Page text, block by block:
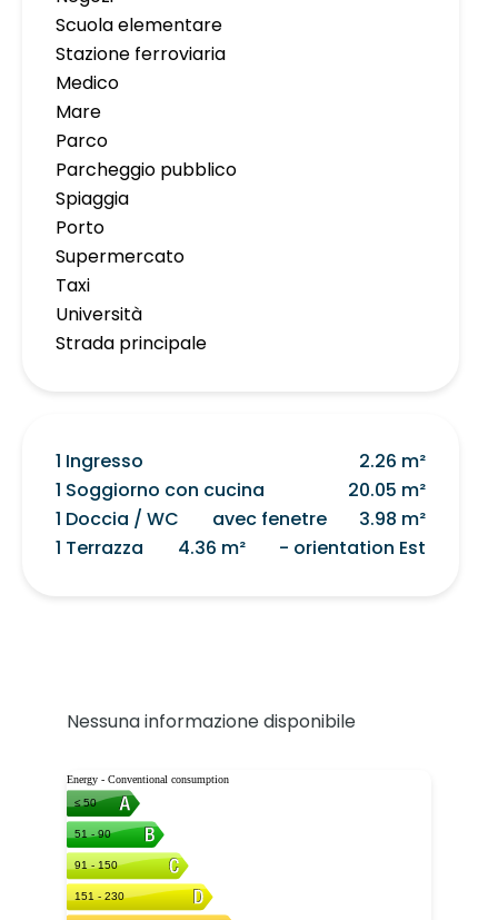
Scuola elementare
Stazione ferroviaria
Medico
Mare
Parco
Parcheggio pubblico
Spiaggia
Porto
Supermercato
Taxi
Università
Strada principale
1 Ingresso
2.26 m²
1 Soggiorno con cucina
20.05 m²
1 Doccia / WC
avec fenetre
3.98 m²
1 Terrazza
4.36 m² - orientation Est
Nessuna informazione disponibile